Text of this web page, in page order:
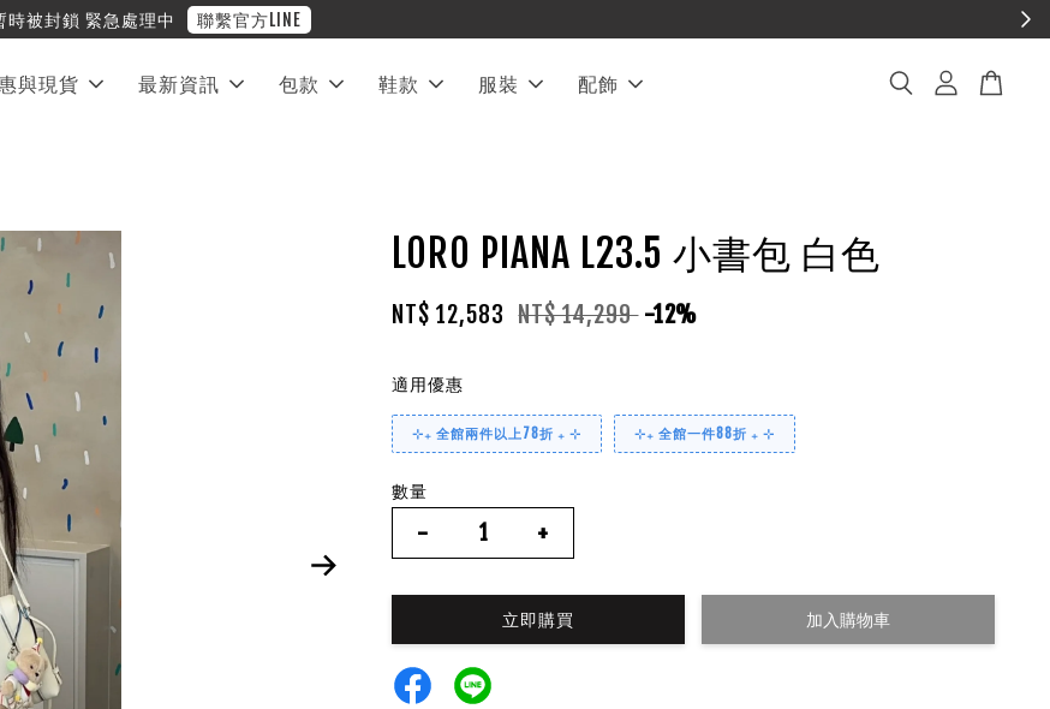
❤︎ 全館滿兩萬享免運
與現貨 最新資訊 包款 鞋款 服裝 配飾
LORO PIANA L23.5 小書包 白色
NT$ 12,583 NT$ 14,299 -12%
適用優惠
⊹₊ 全館兩件以上78折 ₊ ⊹ ⊹₊ 全館一件88折 ₊ ⊹
數量
- +
立即購買 加入購物車